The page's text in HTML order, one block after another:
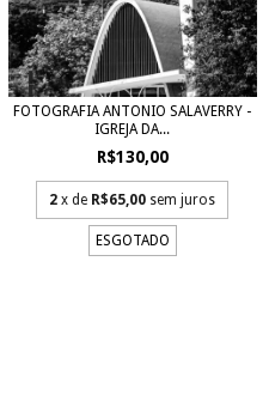
FOTOGRAFIA ANTONIO SALAVERRY -
IGREJA DA...
R$130,00
2 x de R$65,00 sem juros
ESGOTADO